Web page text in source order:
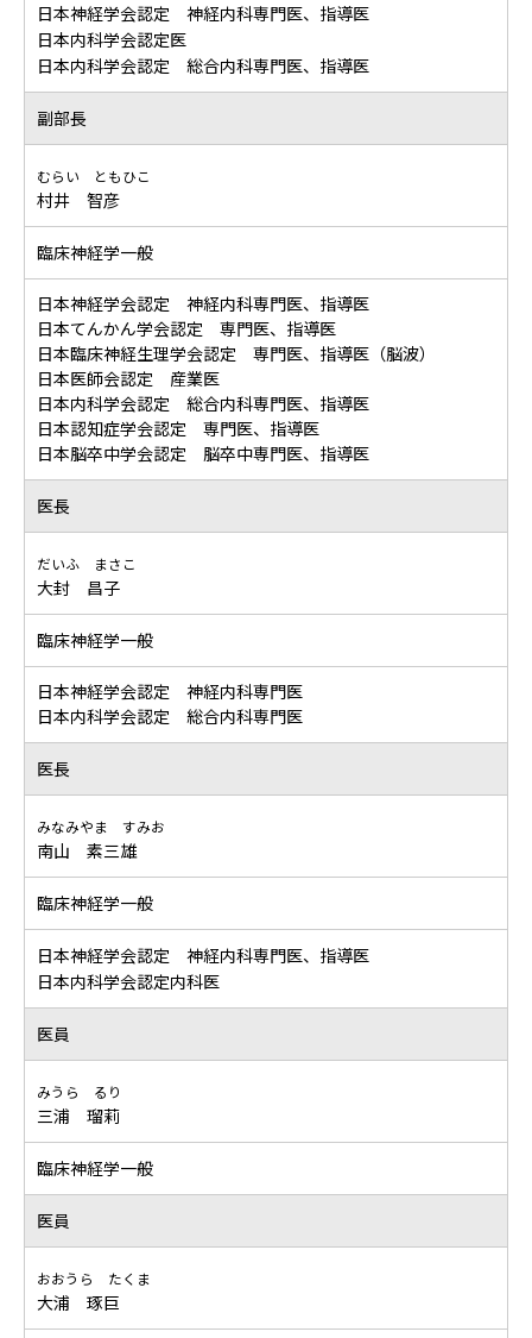
日本神経学会認定 神経内科専門医、指導医
日本内科学会認定医
日本内科学会認定 総合内科専門医、指導医
副部長
むらい ともひこ
村井 智彦
臨床神経学一般
日本神経学会認定 神経内科専門医、指導医
日本てんかん学会認定 専門医、指導医
日本臨床神経生理学会認定 専門医、指導医（脳波）
日本医師会認定 産業医
日本内科学会認定 総合内科専門医、指導医
日本認知症学会認定 専門医、指導医
日本脳卒中学会認定 脳卒中専門医、指導医
医長
だいふ まさこ
大封 昌子
臨床神経学一般
日本神経学会認定 神経内科専門医
日本内科学会認定 総合内科専門医
医長
みなみやま すみお
南山 素三雄
臨床神経学一般
日本神経学会認定 神経内科専門医、指導医
日本内科学会認定内科医
医員
みうら るり
三浦 瑠莉
臨床神経学一般
医員
おおうら たくま
大浦 琢巨